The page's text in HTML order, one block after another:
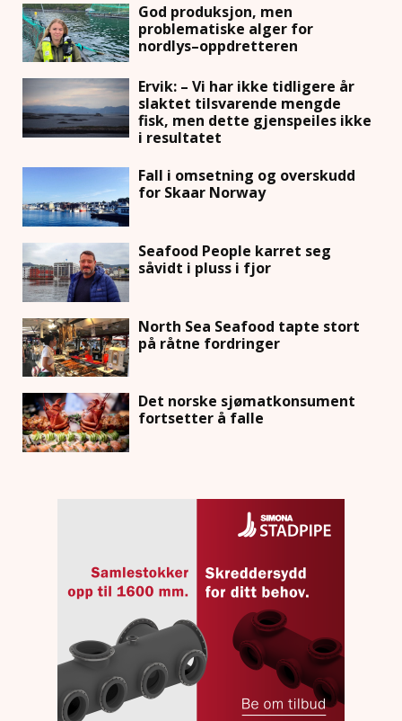
God produksjon, men
problematiske alger for
nordlys–oppdretteren
Ervik: – Vi har ikke tidligere år
slaktet tilsvarende mengde
fisk, men dette gjenspeiles ikke
i resultatet
Fall i omsetning og overskudd
for Skaar Norway
Seafood People karret seg
såvidt i pluss i fjor
North Sea Seafood tapte stort
på råtne fordringer
Det norske sjømatkonsument
fortsetter å falle